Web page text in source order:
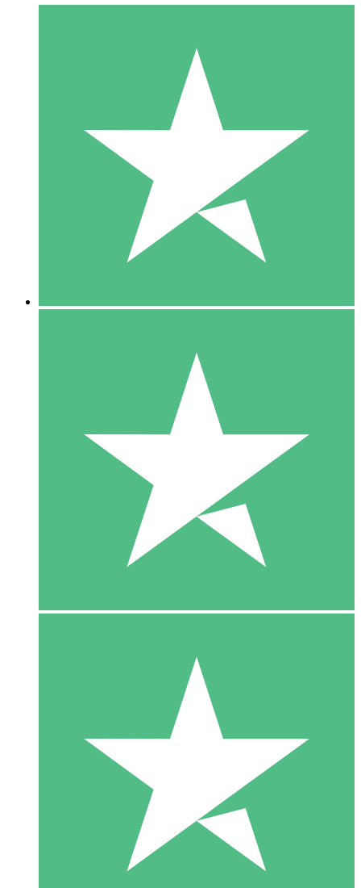
Packs de Crédits Individuels
Payez à l'utilisation avec des crédits de téléchargement. Sans
1 Téléchargement
10 00
10 Téléchargements
20 00